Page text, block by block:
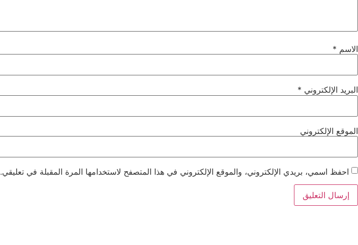
الاسم *
البريد الإلكتروني *
الموقع الإلكتروني
احفظ اسمي، بريدي الإلكتروني، والموقع الإلكتروني في هذا المتصفح لاستخدامها المرة المقبلة في تعليقي.